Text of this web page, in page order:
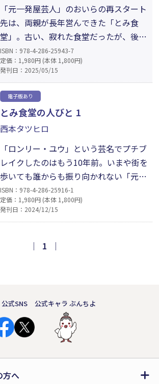
し」だと思うんだ。
「元一発屋芸人」のおいらの再スタート
先は、両親が長年営んできた「とみ食
堂」。古い、寂れた食堂だったが、後輩
のヒデや、妹の由紀も店を手伝ってくれ
るようになって、少しずつ活気を取り戻
していった。そして「宅配弁当」のスタ
ートをきっかけに、お年寄りのさまざま
な悩み、問題を一緒に解決せんと奮闘す
るようになって、「人生」や「歳を重ね
ること」について深く考えるようになっ
たんだ。
ISBN：978-4-286-25943-7
定価：1,980円 (本体 1,800円)
発刊日：2025/05/15
電子版あり
とみ食堂の人びと 1
西本タツヒロ
「ロンリー・ユウ」という芸名でプチブ
レイクしたのはもう10年前。いまや街を
歩いても誰からも振り向かれない「元・
一発屋芸人」のおいら。仕方なく実家の
「とみ食堂」の手伝いをしていたんだけ
ちに、たくさんの挫折も、心に残るモヤ
ISBN：978-4-286-25916-1
定価：1,980円 (本体 1,800円)
発刊日：2024/12/15
｜ 1 ｜
公式SNS 公式キャラ ぶんちよ
方へ